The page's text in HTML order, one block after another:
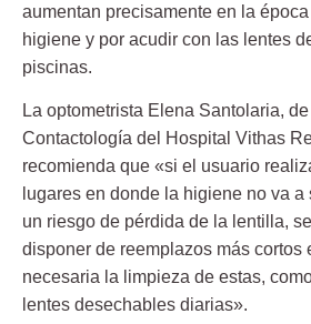
aumentan precisamente en la
higiene y por acudir con las lentes
piscinas.
La optometrista Elena Santolaria,
Contactología del Hospital Vithas
recomienda que «si el usuario
lugares en donde la higiene no va
un riesgo de pérdida de la lentilla,
disponer de reemplazos más cortos
necesaria la limpieza de estas,
lentes desechables diarias».